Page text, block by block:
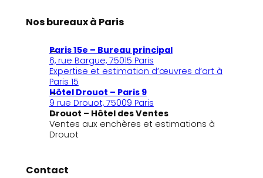
Nos bureaux à Paris
Paris 15e – Bureau principal
6, rue Bargue, 75015 Paris
Expertise et estimation d’œuvres d’art à
Paris 15
Hôtel Drouot – Paris 9
9 rue Drouot, 75009 Paris
Drouot – Hôtel des Ventes
Ventes aux enchères et estimations à
Drouot
Contact